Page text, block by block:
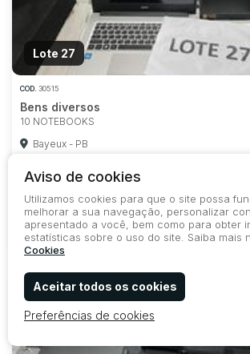
Lote 27
COD. 30515
Bens diversos
10 NOTEBOOKS
Bayeux - PB
Lance Inicial
R$ 5.900,00
439 83 0
Aviso de cookies
Utilizamos cookies para que o site possa
melhorar a sua navegação, personalizar
apresentado a você, bem como para obter
estatísticas sobre o uso do site. Saiba mais
Cookies
Aceitar todos os cookies
Preferências de cookies